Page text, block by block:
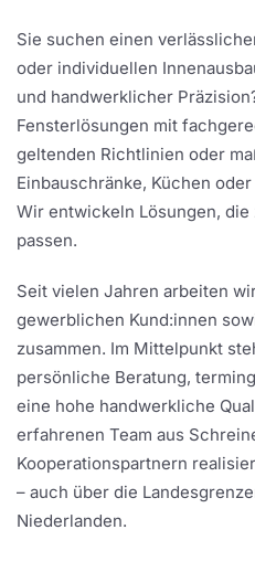
Sie suchen einen
oder individuellen
und handwerklicher
Fensterlösungen mit
geltenden Richtlinien oder
Einbauschränke, Küchen
Wir entwickeln Lösungen, die
passen.
Seit vielen Jahren arbeiten
gewerblichen Kund:innen
zusammen. Im Mittelpunkt
persönliche Beratung,
eine hohe handwerkliche
erfahrenen Team aus
Kooperationspartnern
– auch über die
Niederlanden.